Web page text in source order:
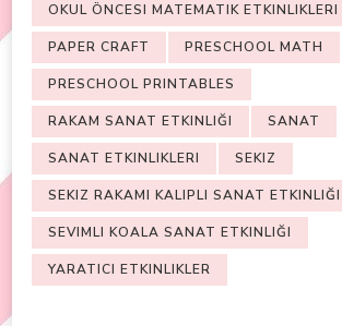
OKUL ÖNCESI MATEMATIK ETKINLIKLERI
PAPER CRAFT PRESCHOOL MATH
PRESCHOOL PRINTABLES
RAKAM SANAT ETKINLIĞI SANAT
SANAT ETKINLIKLERI SEKIZ
SEKIZ RAKAMI KALIPLI SANAT ETKINLIĞI
SEVIMLI KOALA SANAT ETKINLIĞI
YARATICI ETKINLIKLER